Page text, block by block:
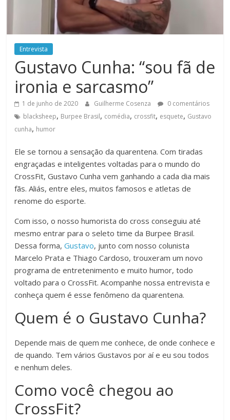
Entrevista
Gustavo Cunha: “sou fã de
ironia e sarcasmo”
1 de junho de 2020 Guilherme Cosenza
0 comentários
blacksheep, Burpee Brasil, comédia, crossfit, esquete, Gustavo
cunha, humor
Ele se tornou a sensação da quarentena. Com tiradas
engraçadas e inteligentes voltadas para o mundo do
CrossFit, Gustavo Cunha vem ganhando a cada dia mais
fãs. Aliás, entre eles, muitos famosos e atletas de
renome do esporte.
Com isso, o nosso humorista do cross conseguiu até
mesmo entrar para o seleto time da Burpee Brasil.
Dessa forma,Gustavo, junto com nosso colunista
Marcelo Prata e Thiago Cardoso, trouxeram um novo
programa de entretenimento e muito humor, todo
voltado para o CrossFit. Acompanhe nossa entrevista e
conheça quem é esse fenômeno da quarentena.
Quem é o Gustavo Cunha?
Depende mais de quem me conhece, de onde conhece e
de quando. Tem vários Gustavos por aí e eu sou todos
e nenhum deles.
Como você chegou ao
CrossFit?